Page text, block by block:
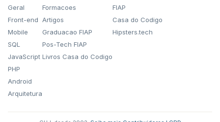
Geral
Front-end
Mobile
SQL
JavaScript
PHP
Android
Arquitetura
Formacoes
Artigos
Graduacao FIAP
Pos-Tech FIAP
Livros Casa do Codigo
FIAP
Casa do Codigo
Hipsters.tech